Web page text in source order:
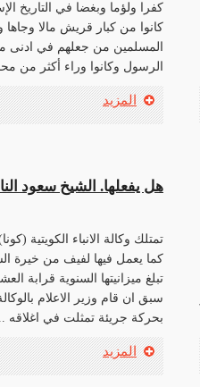
كفرا ولؤما وبغضا في التاريخ
كانوا من كبار قريش مالا وجاها
المسلمين من جعلهم في ادنى
الرسول وكانوا وراء أكثر من
المزيد
هل يفعلها. الشيخ سعود
تمتلك وكالة الانباء الكويتية
كما يعمل فيها لفيف من خيرة
تبلغ ميزانيتها السنوية قرابة
سبق ان قام وزير الاعلام
بحركة جريئة تمثلت في اغلاقه ..
المزيد